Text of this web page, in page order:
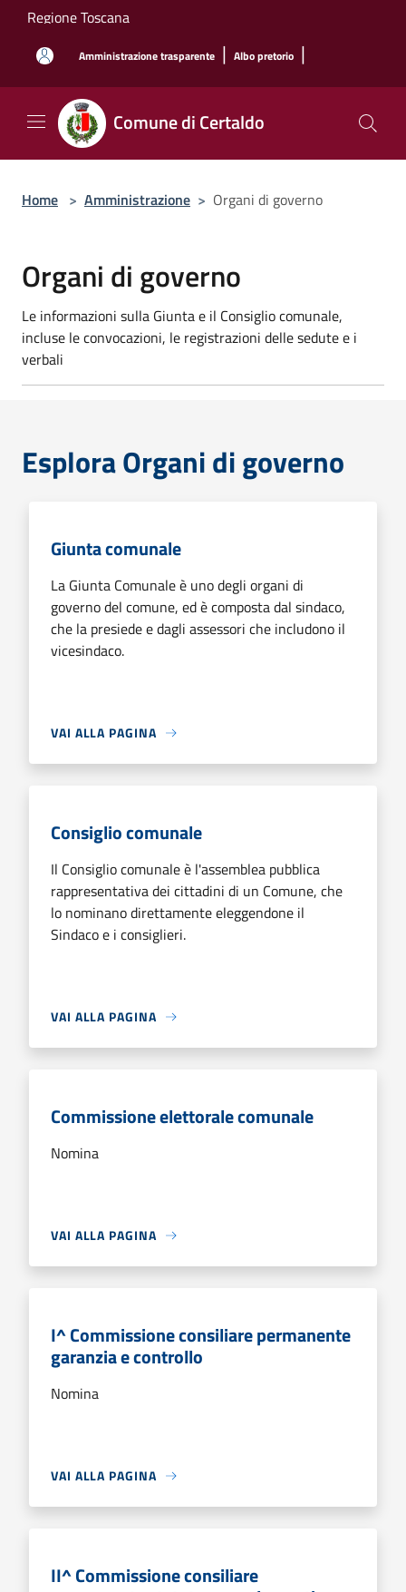
Salta al contenuto principale
Regione Toscana
Amministrazione trasparente | Albo pretorio |
Comune di Certaldo
Home > Amministrazione > Organi di governo
Organi di governo
Le informazioni sulla Giunta e il Consiglio comunale,
incluse le convocazioni, le registrazioni delle sedute e i
verbali
Esplora Organi di governo
Giunta comunale
La Giunta Comunale è uno degli organi di
governo del comune, ed è composta dal sindaco,
che la presiede e dagli assessori che includono il
vicesindaco.
VAI ALLA PAGINA
Consiglio comunale
Il Consiglio comunale è l'assemblea pubblica
rappresentativa dei cittadini di un Comune, che
lo nominano direttamente eleggendone il
Sindaco e i consiglieri.
VAI ALLA PAGINA
Commissione elettorale comunale
Nomina
VAI ALLA PAGINA
I^ Commissione consiliare permanente
garanzia e controllo
Nomina
VAI ALLA PAGINA
II^ Commissione consiliare